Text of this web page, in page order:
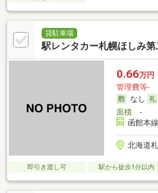
貸駐車場
駅レンタカー札幌ほしみ
0.66万円
管理費等-
なし
面積-
函館本
北海道
即引き渡し可 駅から徒歩1分以内